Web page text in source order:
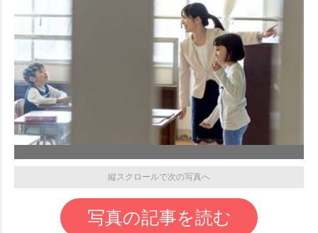
縦スクロールで次の写真へ
写真の記事を読む